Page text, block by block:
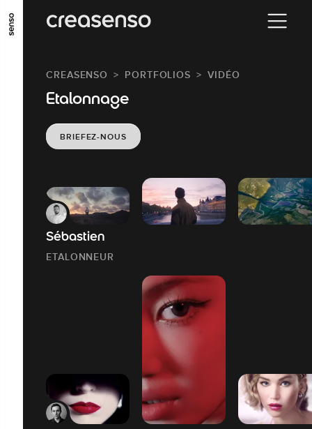
ALLER AU CONTENU PRINCIPAL
ALLER EN BAS DE PAGE
CREASENSO PORTFOLIOS VIDÉO
Etalonnage
BRIEFEZ-NOUS
Sébastien
ETALONNEUR